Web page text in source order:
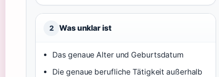
2 Was unklar ist
Das genaue Alter und Geburtsdatum
Die genaue berufliche Tätigkeit außerhalb